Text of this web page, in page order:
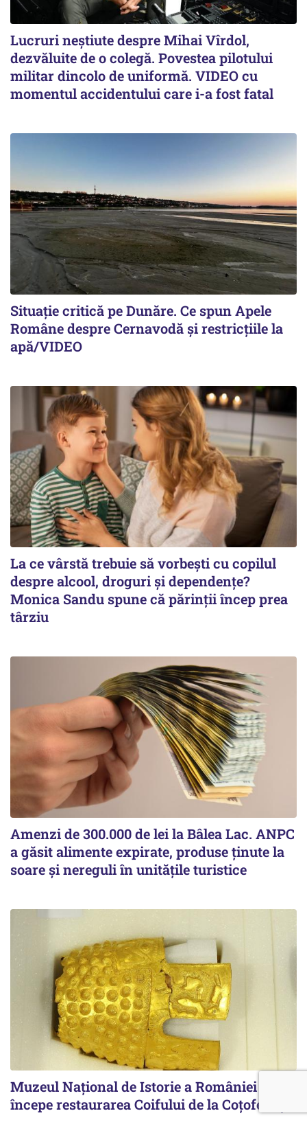
Lucruri neștiute despre Mihai Vîrdol,
dezvăluite de o colegă. Povestea pilotului
militar dincolo de uniformă. VIDEO cu
momentul accidentului care i-a fost fatal
Situație critică pe Dunăre. Ce spun Apele
Române despre Cernavodă și restricțiile la
apă/VIDEO
La ce vârstă trebuie să vorbești cu copilul
despre alcool, droguri și dependențe?
Monica Sandu spune că părinții încep prea
târziu
Amenzi de 300.000 de lei la Bâlea Lac. ANPC
a găsit alimente expirate, produse ținute la
soare și nereguli în unitățile turistice
Muzeul Național de Istorie a României
începe restaurarea Coifului de la Coțofenești